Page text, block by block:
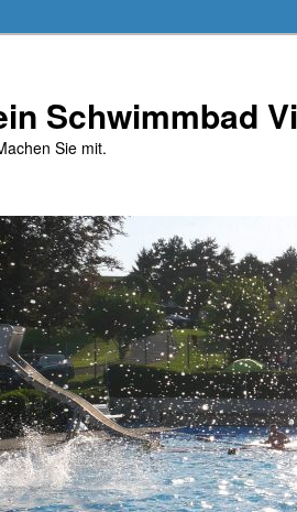
Schwimmbad
Sie mit.